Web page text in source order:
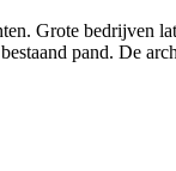
Grote bedrijven
pand. De